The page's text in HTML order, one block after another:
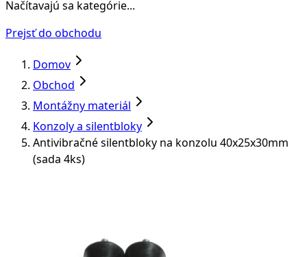
Načítavajú sa kategórie...
Prejsť do obchodu
Domov
Obchod
Montážny materiál
Konzoly a silentbloky
Antivibračné silentbloky na konzolu 40x25x30mm
(sada 4ks)